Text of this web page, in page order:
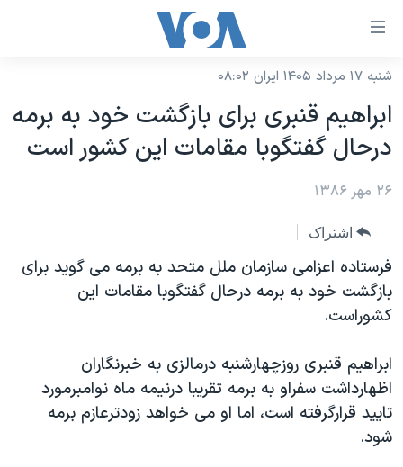
لینکهای
دسترسی
جهش
محتوای
اصلی
صفحه
اصلی
جهش
جستجو
نسخه سبک وب‌سایت
موضوع ها
ایران
آمریکا
جهان
ورزشی
گزیده‌ها
ویژه برنامه‌ها
ویدیوها
فرهنگ و زندگی
برنامه های تلویزیونی
جدول برنامه ها
صفحه‌های ویژه
جام جهانی ۲۰۲۶
عملیات خشم حماسی
بایگانی برنامه‌های تلویزیونی
مستندها
فرکانس‌های صدای آمریکا
پخش رادیویی
یادگیری زبان انگلیسی
دنبال کنید
شنبه ۱۷ مرداد ۱۴۰۵ ایران ۰۸:۰۲
ابراهیم قنبری برای بازگشت خود به برمه
درحال گفتگوبا مقامات این کشور است
۲۶ مهر ۱۳۸۶
اشتراک
فرستاده اعزامی سازمان ملل متحد به برمه می گوید برای
بازگشت خود به برمه درحال گفتگوبا مقامات این
کشوراست.
ابراهیم قنبری روزچهارشنبه درمالزی به خبرنگاران
اظهارداشت سفراو به برمه تقریبا درنیمه ماه نوامبرمورد
تایید قرارگرفته است، اما او می خواهد زودترعازم برمه
شود.